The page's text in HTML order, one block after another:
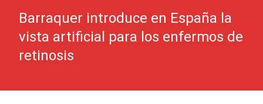
Barraquer introduce en España la
vista artificial para los enfermos de
retinosis